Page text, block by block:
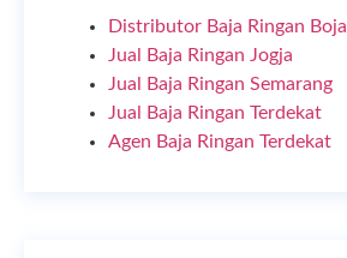
Distributor Baja Ringan Boja
Jual Baja Ringan Jogja
Jual Baja Ringan Semarang
Jual Baja Ringan Terdekat
Agen Baja Ringan Terdekat